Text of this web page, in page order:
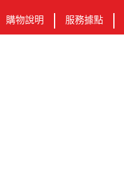
購物說明 服務據點